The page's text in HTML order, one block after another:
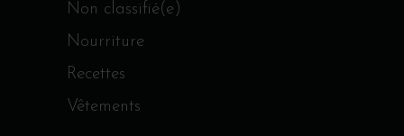
Non classifié(e)
Nourriture
Recettes
Vêtements